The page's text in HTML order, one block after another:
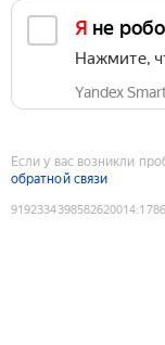
Я не
Нажмите,
Yandex
Если у вас возникли
обратной связи
9192334398582620014: